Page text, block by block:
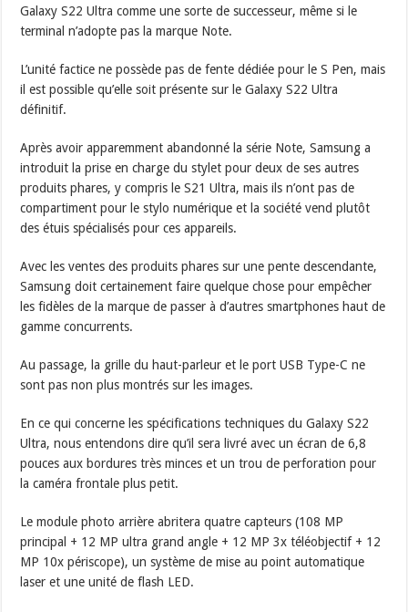
Galaxy S22 Ultra comme une sorte de successeur, même si le
terminal n’adopte pas la marque Note.
L’unité factice ne possède pas de fente dédiée pour le S Pen, mais
il est possible qu’elle soit présente sur le Galaxy S22 Ultra
définitif.
Après avoir apparemment abandonné la série Note, Samsung a
introduit la prise en charge du stylet pour deux de ses autres
produits phares, y compris le S21 Ultra, mais ils n’ont pas de
compartiment pour le stylo numérique et la société vend plutôt
des étuis spécialisés pour ces appareils.
Avec les ventes des produits phares sur une pente descendante,
Samsung doit certainement faire quelque chose pour empêcher
les fidèles de la marque de passer à d’autres smartphones haut de
gamme concurrents.
Au passage, la grille du haut-parleur et le port USB Type-C ne
sont pas non plus montrés sur les images.
En ce qui concerne les spécifications techniques du Galaxy S22
Ultra, nous entendons dire qu’il sera livré avec un écran de 6,8
pouces aux bordures très minces et un trou de perforation pour
la caméra frontale plus petit.
Le module photo arrière abritera quatre capteurs (108 MP
principal + 12 MP ultra grand angle + 12 MP 3x téléobjectif + 12
MP 10x périscope), un système de mise au point automatique
laser et une unité de flash LED.